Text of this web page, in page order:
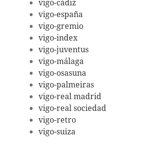
vigo-cádiz
vigo-españa
vigo-gremio
vigo-index
vigo-juventus
vigo-málaga
vigo-osasuna
vigo-palmeiras
vigo-real madrid
vigo-real sociedad
vigo-retro
vigo-suiza